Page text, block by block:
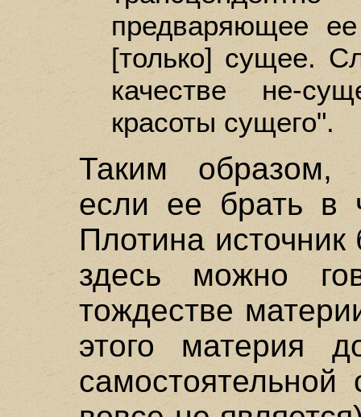
предваряющее
[только] сущее.
качестве не-
красоты сущего".
Таким образом,
если ее брать в
Плотина
здесь можно
тождестве
этого материя